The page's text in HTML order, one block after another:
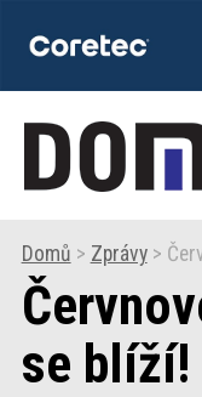
TIPY
Zprávy
Praxe
Fotogalerie
Domů > Zprávy>
se blíží!